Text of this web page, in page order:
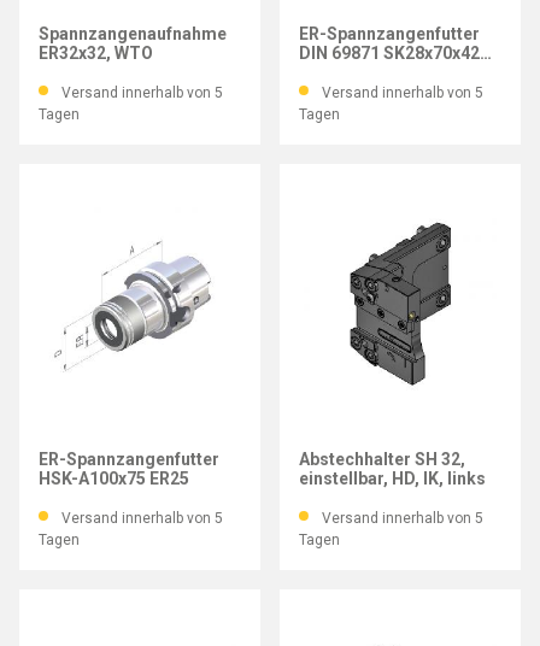
Spannzangenaufnahme
ER32x32, WTO
Versand innerhalb von 5
Tagen
ER-Spannzangenfutter
DIN 69871 SK28x70x42
Versand innerhalb von 5
Tagen
ER-Spannzangenfutter
HSK-A100x75 ER25
Versand innerhalb von 5
Tagen
Abstechhalter SH 32,
einstellbar, HD, IK, links
Versand innerhalb von 5
Tagen